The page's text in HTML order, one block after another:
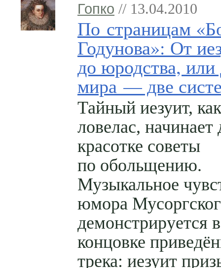
Гопко // 13.04.2010
По страницам
Годунова»: От
до юродства,
мира — две
Тайный иезуит,
ловелас, начинает
красотке советы
по обольщению.
Музыкальное
юмора
демонстрируется
концовке
трека: иезуит